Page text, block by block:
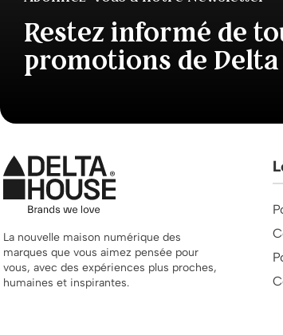
Restez informé de
promotions de Delta
La nouvelle maison numérique des
marques que vous aimez pensée pour
vous, avec des expériences plus proches,
humaines et inspirantes.